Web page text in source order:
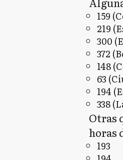
159
219
300
372
148
63
194
338
Otras
horas
193